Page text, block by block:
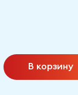
В корзину